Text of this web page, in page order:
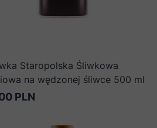
Staropolska Śliwkowa
na wędzonej śliwce 500 ml
PLN